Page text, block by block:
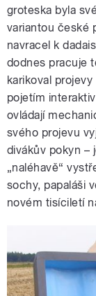
groteska byla
variantou české
navracel k
dodnes pracuje
karikoval
pojetím
ovládají
svého projevu
divákův pokyn –
„naléhavě“
sochy, papaláši
novém tisíciletí